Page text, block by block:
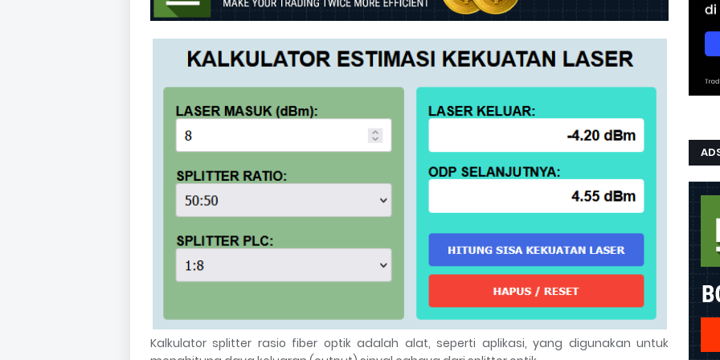
Kalkulator splitter rasio fiber optik adalah alat, seperti aplikasi, yang digunakan untuk